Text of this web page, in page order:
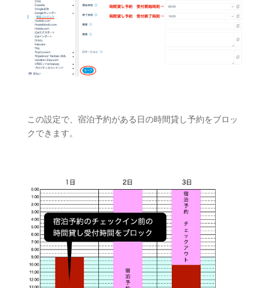
この設定で、宿泊予約がある日の時間貸し予約をブロッ
クできます。